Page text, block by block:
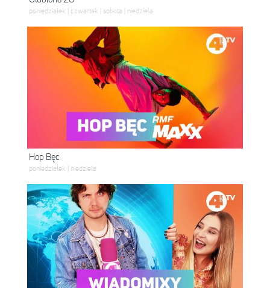
poniedziałek | czwartek | sobota | niedziela
Hop Bęc
poniedziałek | niedziela